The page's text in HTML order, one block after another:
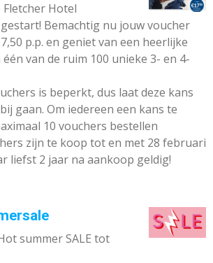
Fletcher Hotel
Bemachtig nu jouw voucher
p.p. en geniet van een heerlijke
van de ruim 100 unieke 3- en 4-
is beperkt, dus laat deze kans
gaan. Om iedereen een kans te
10 vouchers bestellen
zijn te koop tot en met 28 februari
liefst 2 jaar na aankoop geldig!
summer SALE tot